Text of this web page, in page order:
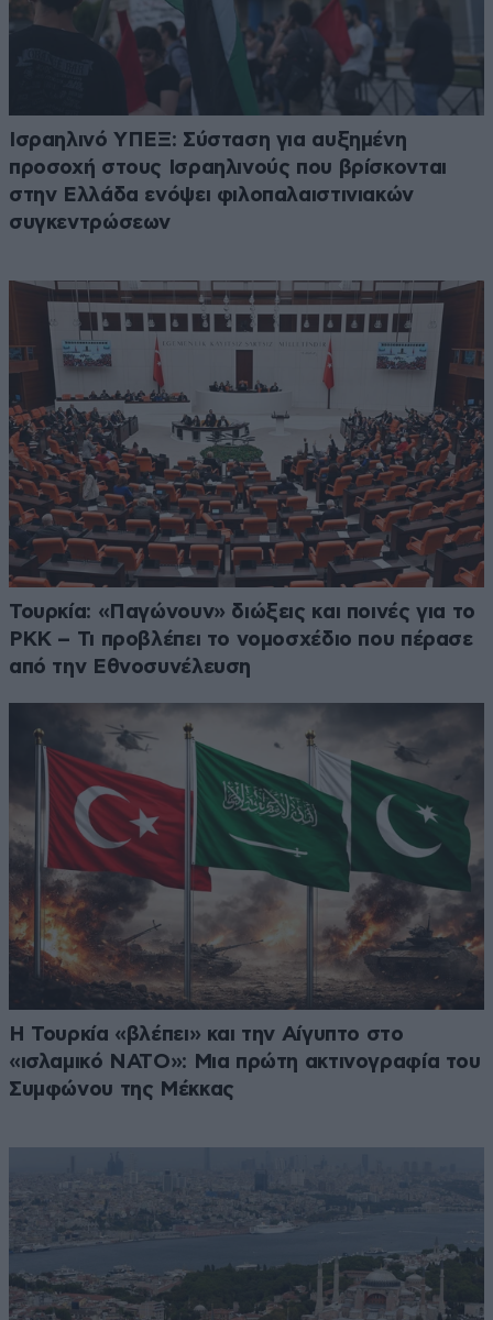
Ισραηλινό ΥΠΕΞ: Σύσταση για αυξημένη
προσοχή στους Ισραηλινούς που βρίσκονται
στην Ελλάδα ενόψει φιλοπαλαιστινιακών
συγκεντρώσεων
Τουρκία: «Παγώνουν» διώξεις και ποινές για το
PKK – Τι προβλέπει το νομοσχέδιο που πέρασε
από την Εθνοσυνέλευση
Η Τουρκία «βλέπει» και την Αίγυπτο στο
«ισλαμικό ΝΑΤΟ»: Μια πρώτη ακτινογραφία του
Συμφώνου της Μέκκας